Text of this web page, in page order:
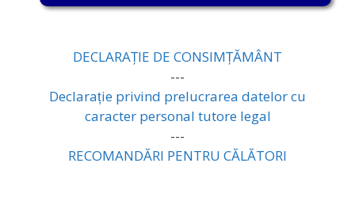
DECLARAȚIE DE CONSIMȚĂMÂNT
---
Declarație privind prelucrarea datelor cu
caracter personal tutore legal
---
RECOMANDĂRI PENTRU CĂLĂTORI